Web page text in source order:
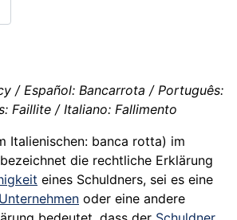
/ Español: Bancarrota / Português:
Faillite / Italiano: Fallimento
Italienischen: banca rotta) im
die rechtliche Erklärung
eines Schuldners, sei es eine
Unternehmen oder eine andere